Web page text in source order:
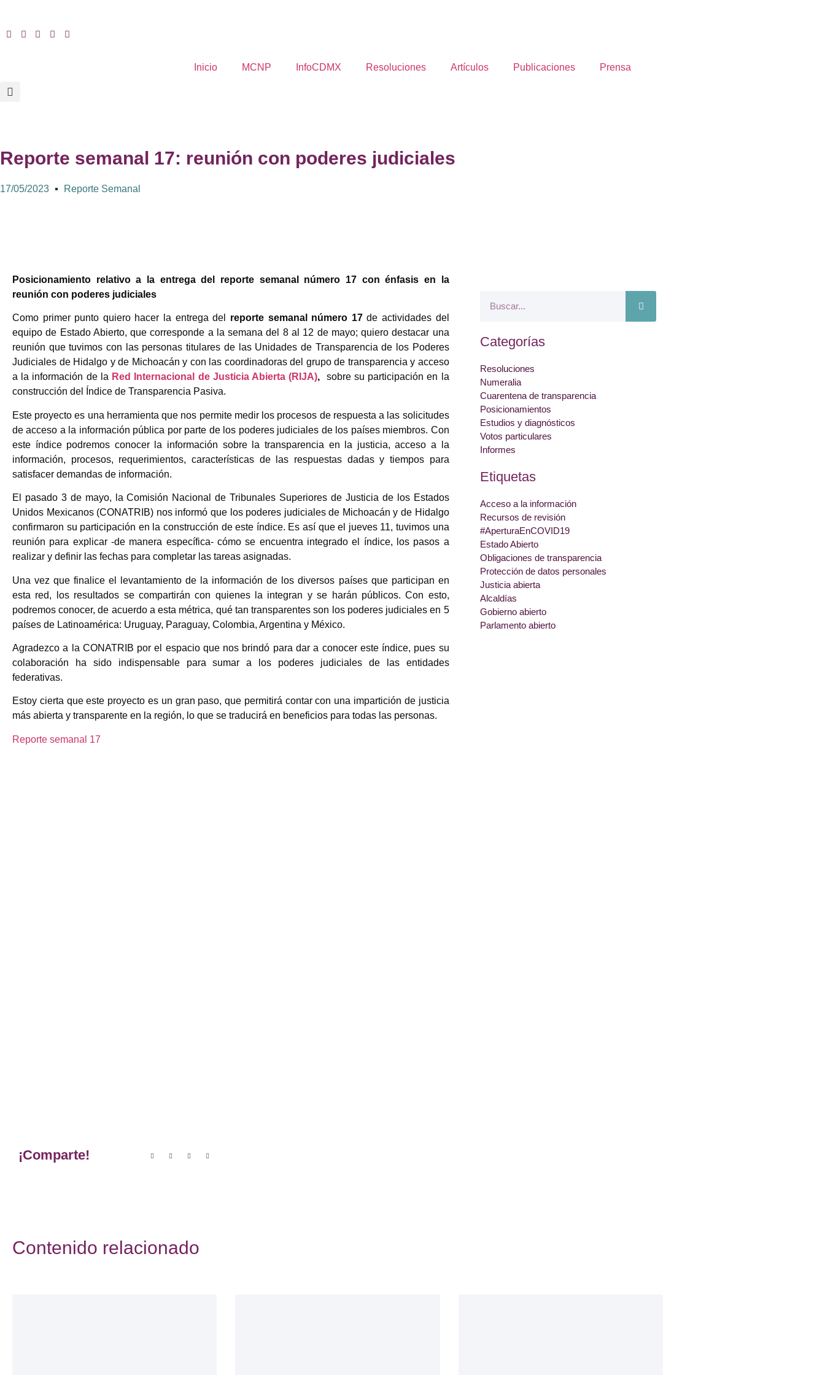
Inicio MCNP InfoCDMX Resoluciones Artículos Publicaciones Prensa
Reporte semanal 17: reunión con poderes judiciales
17/05/2023 Reporte Semanal
Posicionamiento relativo a la entrega del reporte semanal número 17 con énfasis en la
reunión con poderes judiciales
Como primer punto quiero hacer la entrega del reporte semanal número 17de actividades del
equipo de Estado Abierto, que corresponde a la semana del 8 al 12 de mayo; quiero destacar una
reunión que tuvimos con las personas titulares de las Unidades de Transparencia de los Poderes
Judiciales de Hidalgo y de Michoacán y con las coordinadoras del grupo de transparencia y acceso
a la información de la Red Internacional de Justicia Abierta (RIJA), sobre su participación en la
construcción del Índice de Transparencia Pasiva.
Este proyecto es una herramienta que nos permite medir los procesos de respuesta a las solicitudes
de acceso a la información pública por parte de los poderes judiciales de los países miembros. Con
este índice podremos conocer la información sobre la transparencia en la justicia, acceso a la
información, procesos, requerimientos, características de las respuestas dadas y tiempos para
satisfacer demandas de información.
El pasado 3 de mayo, la Comisión Nacional de Tribunales Superiores de Justicia de los Estados
Unidos Mexicanos (CONATRIB) nos informó que los poderes judiciales de Michoacán y de Hidalgo
confirmaron su participación en la construcción de este índice. Es así que el jueves 11, tuvimos una
reunión para explicar -de manera específica- cómo se encuentra integrado el índice, los pasos a
realizar y definir las fechas para completar las tareas asignadas.
Una vez que finalice el levantamiento de la información de los diversos países que participan en
esta red, los resultados se compartirán con quienes la integran y se harán públicos. Con esto,
podremos conocer, de acuerdo a esta métrica, qué tan transparentes son los poderes judiciales en 5
países de Latinoamérica: Uruguay, Paraguay, Colombia, Argentina y México.
Agradezco a la CONATRIB por el espacio que nos brindó para dar a conocer este índice, pues su
colaboración ha sido indispensable para sumar a los poderes judiciales de las entidades
federativas.
Estoy cierta que este proyecto es un gran paso, que permitirá contar con una impartición de justicia
más abierta y transparente en la región, lo que se traducirá en beneficios para todas las personas.
Reporte semanal 17
¡Comparte!
Categorías
Resoluciones
Numeralia
Cuarentena de transparencia
Posicionamientos
Estudios y diagnósticos
Votos particulares
Informes
Etiquetas
Acceso a la información
Recursos de revisión
#AperturaEnCOVID19
Estado Abierto
Obligaciones de transparencia
Protección de datos personales
Justicia abierta
Alcaldías
Gobierno abierto
Parlamento abierto
Contenido relacionado